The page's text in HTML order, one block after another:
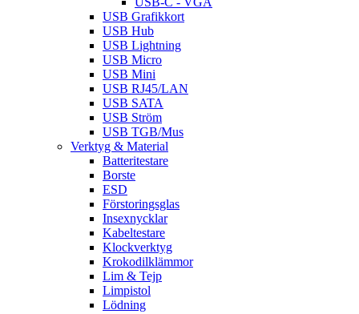
USB Grafikkort
USB Hub
USB Lightning
USB Micro
USB Mini
USB RJ45/LAN
USB SATA
USB Ström
USB TGB/Mus
Verktyg & Material
Batteritestare
Borste
ESD
Förstoringsglas
Insexnycklar
Kabeltestare
Klockverktyg
Krokodilklämmor
Lim & Tejp
Limpistol
Lödning